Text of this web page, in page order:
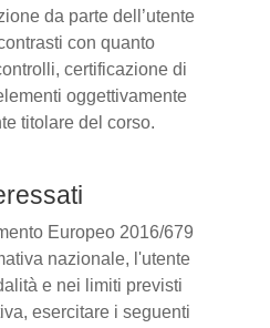
da parte dell’utente
con quanto
certificazione di
oggettivamente
titolare del corso.
Europeo 2016/679
nazionale, l'utente
e nei limiti previsti
esercitare i seguenti